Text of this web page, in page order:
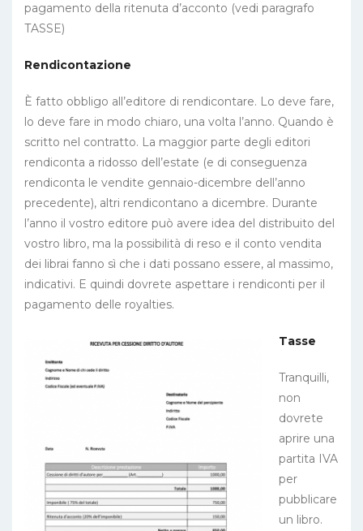
pagamento della ritenuta d’acconto (vedi paragrafo
TASSE)
Rendicontazione
È fatto obbligo all’editore di rendicontare. Lo deve fare,
lo deve fare in modo chiaro, una volta l’anno. Quando è
scritto nel contratto. La maggior parte degli editori
rendiconta a ridosso dell’estate (e di conseguenza
rendiconta le vendite gennaio-dicembre dell’anno
precedente), altri rendicontano a dicembre. Durante
l’anno il vostro editore può avere idea del distribuito del
vostro libro, ma la possibilità di reso e il conto vendita
dei librai fanno sì che i dati possano essere, al massimo,
indicativi. E quindi dovrete aspettare i rendiconti per il
pagamento delle royalties.
Tasse
Tranquilli,
non
dovrete
aprire una
partita IVA
per
pubblicare
un libro.